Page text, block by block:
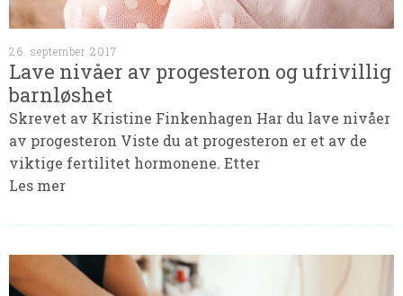
26. september 2017
Lave nivåer av progesteron og ufrivillig
barnløshet
Skrevet av Kristine Finkenhagen Har du lave nivåer
av progesteron Viste du at progesteron er et av de
viktige fertilitet hormonene. Etter
Les mer